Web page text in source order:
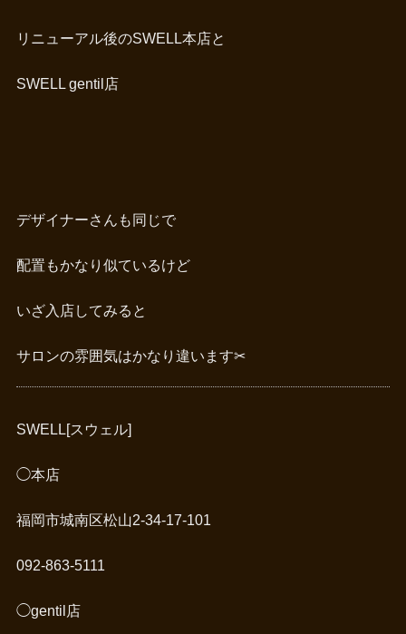
リニューアル後のSWELL本店と
SWELL gentil店
デザイナーさんも同じで
配置もかなり似ているけど
いざ入店してみると
サロンの雰囲気はかなり違います✂︎
SWELL[スウェル]
◯本店
福岡市城南区松山2-34-17-101
092-863-5111
◯gentil店